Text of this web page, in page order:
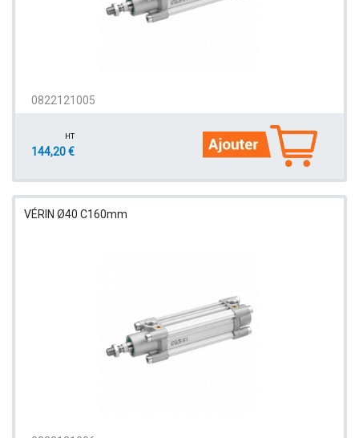
0822121005
HT
144,20 €
VÉRIN Ø40 C160mm